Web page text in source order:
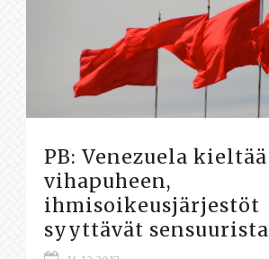
PB: Venezuela kieltää
vihapuheen,
ihmisoikeusjärjestöt
syyttävät sensuurista